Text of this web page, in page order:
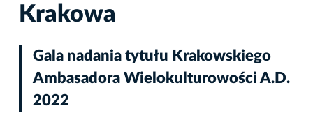
Krakowa
Gala nadania tytułu Krakowskiego
Ambasadora Wielokulturowości A.D.
2022